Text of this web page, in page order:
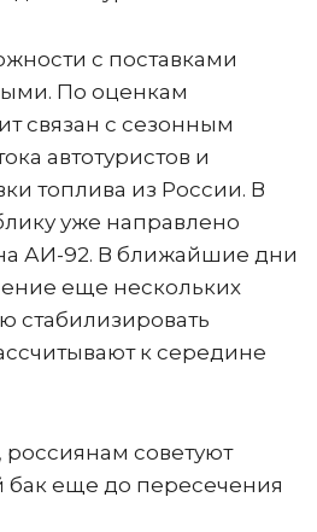
с поставками
По оценкам
связан с сезонным
автотуристов и
топлива из России. В
уже направлено
АИ-92. В ближайшие дни
еще нескольких
стабилизировать
к середине
советуют
бак еще до пересечения